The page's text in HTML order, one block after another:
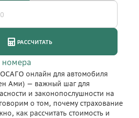
онлайн для автомобиля
Ами) — важный шаг для
и законопослушности на
о том, почему страхование
как рассчитать стоимость и